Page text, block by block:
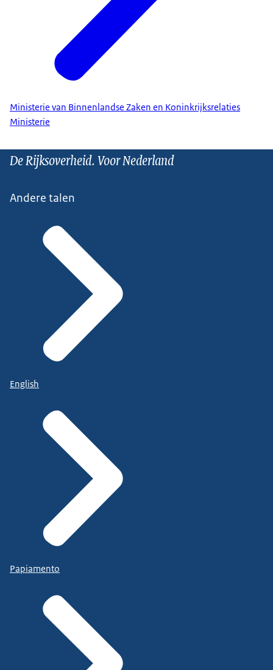
Ministerie van Binnenlandse Zaken en Koninkrijksrelaties
Ministerie
De Rijksoverheid. Voor Nederland
Andere talen
English
Papiamento